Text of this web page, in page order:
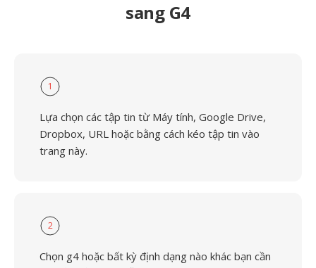
sang G4
1
Lựa chọn các tập tin từ Máy tính, Google Drive,
Dropbox, URL hoặc bằng cách kéo tập tin vào
trang này.
2
Chọn g4 hoặc bất kỳ định dạng nào khác bạn cần